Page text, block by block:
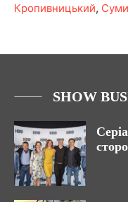
Кропивницький, Суми
SHOW